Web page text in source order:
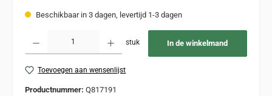
Beschikbaar in 3 dagen, levertijd 1-3 dagen
stuk In de winkelmand
Toevoegen aan wensenlijst
Productnummer: Q817191